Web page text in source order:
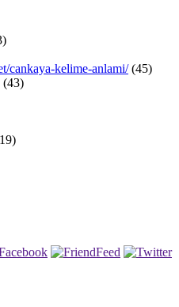
cankaya-kelime-anlami/(45)
(43)